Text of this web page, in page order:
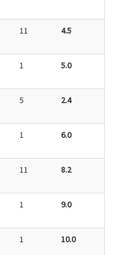
11 4.5
1 5.0
5 2.4
1 6.0
11 8.2
1 9.0
1 10.0